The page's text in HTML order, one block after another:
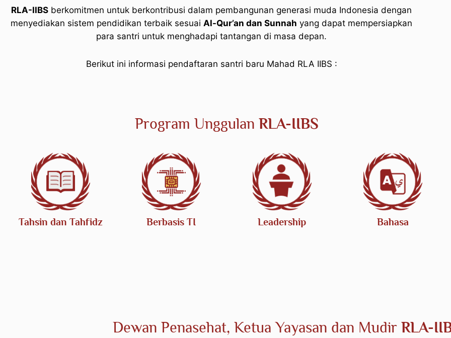
RLA-IIBS berkomitmen untuk berkontribusi dalam pembangunan generasi muda Indonesia dengan
menyediakan sistem pendidikan terbaik sesuai Al-Qur’an dan Sunnah yang dapat mempersiapkan
para santri untuk menghadapi tantangan di masa depan.
Berikut ini informasi pendaftaran santri baru Mahad RLA IIBS :
Program Unggulan RLA-IIBS
Tahsin dan Tahfidz Berbasis TI Leadership Bahasa
Dewan Penasehat, Ketua Yayasan dan Mudir RLA-